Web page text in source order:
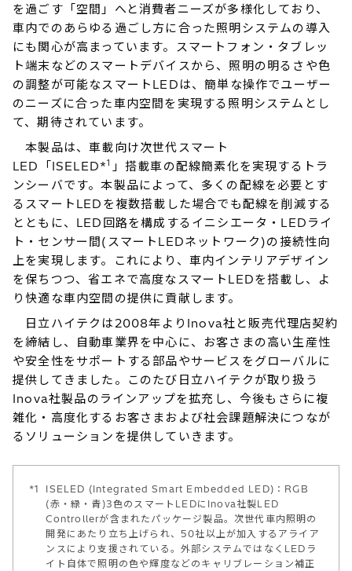
を過ごす「空間」へと消費者ニーズが多様化しており、
車内でのあらゆる過ごし方に合った照明システムの導入
にも関心が高まっています。スマートフォン・タブレッ
ト端末などのスマートデバイスから、照明の明るさや色
の調整が可能なスマートLEDは、簡単な操作でユーザー
のニーズに合った車内空間を実現する照明システムとし
て、期待されています。
本製品は、車載向け次世代スマート
LED「ISELED*1
」搭載車の配線簡素化を実現するトラ
ンシーバです。本製品によって、多くの配線を必要とす
るスマートLEDを複数搭載した場合でも配線を削減する
とともに、LED回路を構成するイニシエータ・LEDライ
ト・センサー間(スマートLEDネットワーク)の接続性向
上を実現します。これにより、車内インテリアデザイン
を保ちつつ、省エネで高度なスマートLEDを搭載し、よ
り快適な車内空間の提供に貢献します。
日立ハイテクは2008年よりInova社と販売代理店契約
を締結し、自動車業界を中心に、お客さまの高い生産性
や安全性をサポートする部品やサービスをグローバルに
提供してきました。このたび日立ハイテクが取り扱う
Inova社製品のラインアップを拡充し、今後もさらに複
雑化・高度化するお客さまおよび社会課題解決につなが
るソリューションを提供していきます。
*1
ISELED (Integrated Smart Embedded LED)：RGB
(赤・緑・青)3色のスマートLEDにInova社製LED
Controllerが含まれたパッケージ製品。次世代車内照明の
開発にあたり立ち上げられ、50社以上が加入するアライア
ンスにより支援されている。外部システムではなくLEDラ
イト自体で照明の色や輝度などのキャリブレーション補正